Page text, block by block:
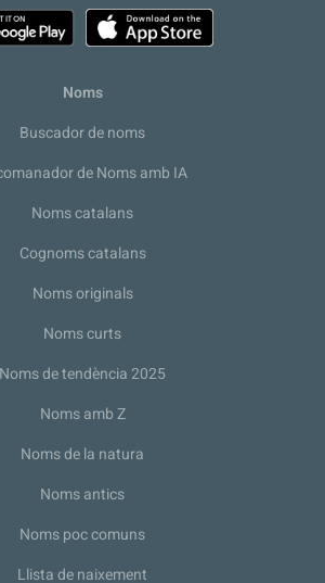
Noms
Buscador de noms
de Noms amb IA
Noms catalans
Cognoms catalans
Noms originals
Noms curts
Noms de tendència 2025
Noms amb Z
Noms de la natura
Noms antics
Noms poc comuns
Llista de naixement